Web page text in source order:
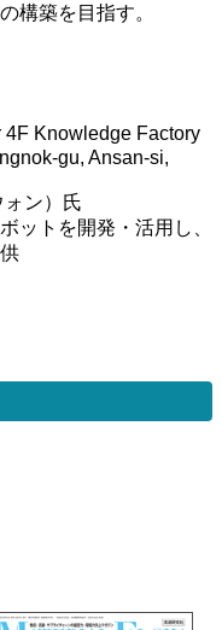
構築を目指す。
Knowledge Factory
gu, Ansan-si,
ン）氏
ットを開発・活用し、